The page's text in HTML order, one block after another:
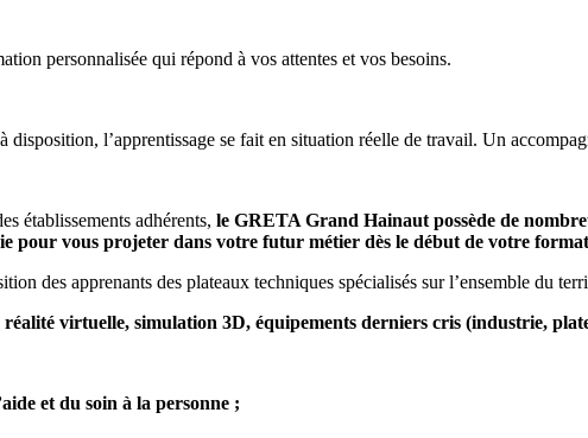
personnalisée qui répond à vos attentes et vos besoins.
l’apprentissage se fait en situation réelle de travail. Un
établissements adhérents, le GRETA Grand Hainaut possède de
pour vous projeter dans votre futur métier dès le début de votre
des apprenants des plateaux techniques spécialisés sur l’ensemble du
réalité virtuelle, simulation 3D, équipements derniers cris (industrie,
et du soin à la personne ;